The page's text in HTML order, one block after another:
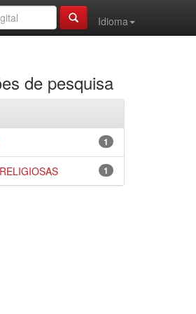
Idioma
de pesquisa
1
1